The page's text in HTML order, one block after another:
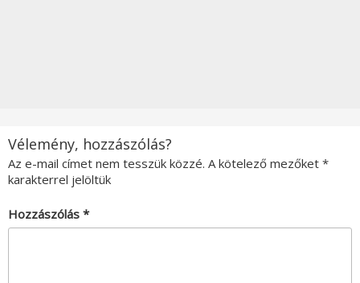
Vélemény, hozzászólás?
Az e-mail címet nem tesszük közzé. A kötelező mezőket *
karakterrel jelöltük
Hozzászólás *